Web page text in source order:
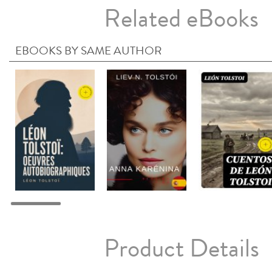
Related eBooks
EBOOKS BY SAME AUTHOR
Product Details